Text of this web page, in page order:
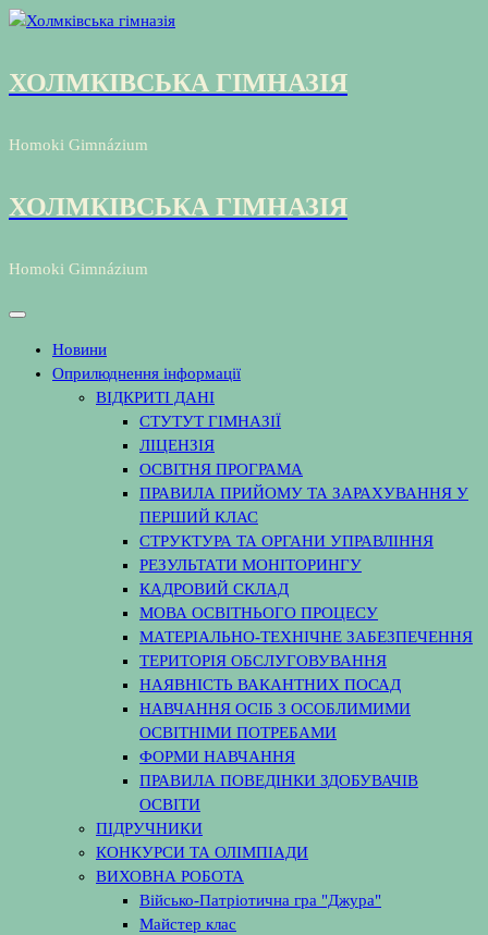
Перейти
ХОЛМКІВСЬКА ГІМНАЗІЯ
Homoki Gimnázium
ХОЛМКІВСЬКА ГІМНАЗІЯ
Homoki Gimnázium
Новини
Оприлюднення інформації
ВІДКРИТІ ДАНІ
СТУТУТ ГІМНАЗІЇ
ЛІЦЕНЗІЯ
ОСВІТНЯ ПРОГРАМА
ПРАВИЛА ПРИЙОМУ ТА ЗАРАХУВАННЯ У
ПЕРШИЙ КЛАС
СТРУКТУРА ТА ОРГАНИ УПРАВЛІННЯ
РЕЗУЛЬТАТИ МОНІТОРИНГУ
КАДРОВИЙ СКЛАД
МОВА ОСВІТНЬОГО ПРОЦЕСУ
МАТЕРІАЛЬНО-ТЕХНІЧНЕ ЗАБЕЗПЕЧЕННЯ
ТЕРИТОРІЯ ОБСЛУГОВУВАННЯ
НАЯВНІСТЬ ВАКАНТНИХ ПОСАД
НАВЧАННЯ ОСІБ З ОСОБЛИМИМИ
ОСВІТНІМИ ПОТРЕБАМИ
ФОРМИ НАВЧАННЯ
ПРАВИЛА ПОВЕДІНКИ ЗДОБУВАЧІВ
ОСВІТИ
ПІДРУЧНИКИ
КОНКУРСИ ТА ОЛІМПІАДИ
ВИХОВНА РОБОТА
Військо-Патріотична гра "Джура"
Майстер клас